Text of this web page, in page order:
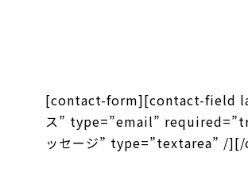
[contact-form][contact-field
ス” type=”email”
ッセージ” type=”textarea” /